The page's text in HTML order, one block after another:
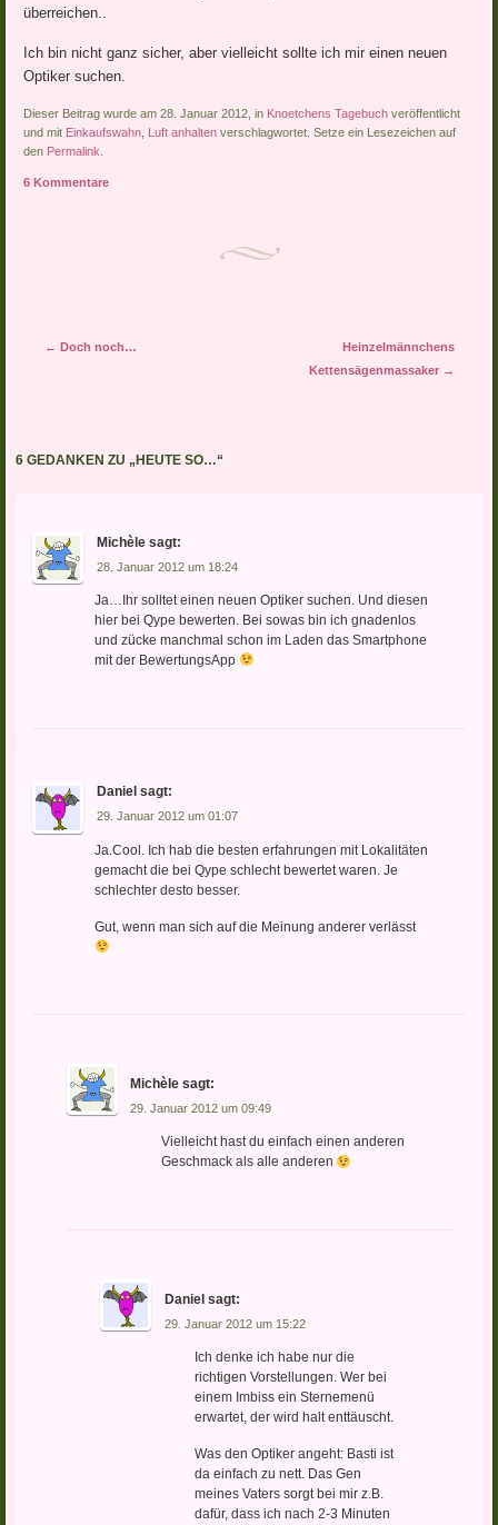
überreichen..
Ich bin nicht ganz sicher, aber vielleicht sollte ich mir einen neuen
Optiker suchen.
Dieser Beitrag wurde am 28. Januar 2012, in Knoetchens Tagebuch veröffentlicht
und mit Einkaufswahn Luft anhalten verschlagwortet. Setze ein Lesezeichen auf
den Permalink
6 Kommentare
Artikel-Navigation
← Doch noch…
Heinzelmännchens
Kettensägenmassaker →
6 GEDANKEN ZU „ HEUTE SO…“
Michèle sagt:
28. Januar 2012 um 18:24
Ja…Ihr solltet einen neuen Optiker suchen. Und diesen
hier bei Qype bewerten. Bei sowas bin ich gnadenlos
und zücke manchmal schon im Laden das Smartphone
mit der BewertungsApp
Daniel sagt:
29. Januar 2012 um 01:07
Ja.Cool. Ich hab die besten erfahrungen mit Lokalitäten
gemacht die bei Qype schlecht bewertet waren. Je
schlechter desto besser.
Gut, wenn man sich auf die Meinung anderer verlässt
Michèle sagt:
29. Januar 2012 um 09:49
Vielleicht hast du einfach einen anderen
Geschmack als alle anderen
Daniel sagt:
29. Januar 2012 um 15:22
Ich denke ich habe nur die
richtigen Vorstellungen. Wer bei
einem Imbiss ein Sternemenü
erwartet, der wird halt enttäuscht.
Was den Optiker angeht: Basti ist
da einfach zu nett. Das Gen
meines Vaters sorgt bei mir z.B.
dafür, dass ich nach 2-3 Minuten